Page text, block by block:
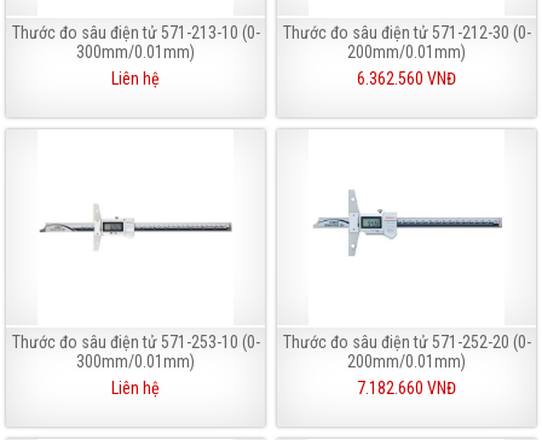
Thước đo sâu điện tử 571-213-10 (0-
300mm/0.01mm)
Liên hệ
Thước đo sâu điện tử 571-212-30 (0-
200mm/0.01mm)
6.362.560 VNĐ
Thước đo sâu điện tử 571-253-10 (0-
300mm/0.01mm)
Liên hệ
Thước đo sâu điện tử 571-252-20 (0-
200mm/0.01mm)
7.182.660 VNĐ